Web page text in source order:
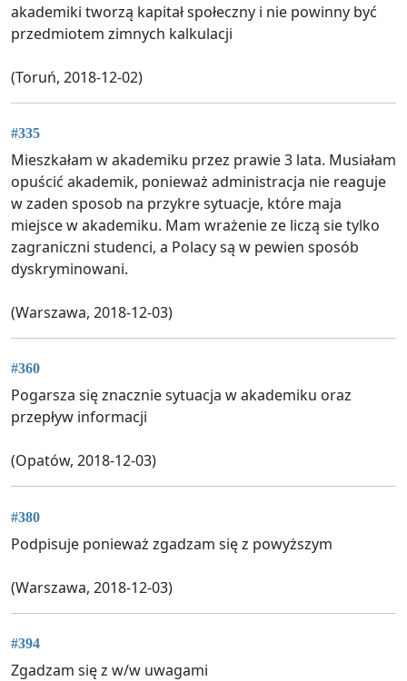
akademiki tworzą kapitał społeczny i nie powinny być
przedmiotem zimnych kalkulacji
(Toruń, 2018-12-02)
#335
Mieszkałam w akademiku przez prawie 3 lata. Musiałam
opuścić akademik, ponieważ administracja nie reaguje
w zaden sposob na przykre sytuacje, które maja
miejsce w akademiku. Mam wrażenie ze liczą sie tylko
zagraniczni studenci, a Polacy są w pewien sposób
dyskryminowani.
(Warszawa, 2018-12-03)
#360
Pogarsza się znacznie sytuacja w akademiku oraz
przepływ informacji
(Opatów, 2018-12-03)
#380
Podpisuje ponieważ zgadzam się z powyższym
(Warszawa, 2018-12-03)
#394
Zgadzam się z w/w uwagami